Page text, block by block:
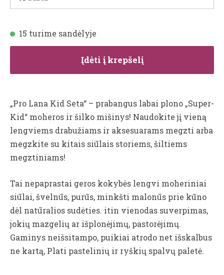
15 turime sandėlyje
Įdėti į krepšelį
„Pro Lana Kid Seta“ – prabangus labai plono „Super-
Kid“ moheros ir šilko mišinys! Naudokite jį vieną
lengviems drabužiams ir aksesuarams megzti arba
megzkite su kitais siūlais storiems, šiltiems
megztiniams!
Tai nepaprastai geros kokybės lengvi moheriniai
siūlai, švelnūs, purūs, minkšti malonūs prie kūno
dėl natūralios sudėties. itin vienodas suverpimas,
jokių mazgelių ar išplonėjimų, pastorėjimų.
Gaminys neišsitampo, puikiai atrodo net išskalbus
ne kartą, Plati pastelinių ir ryškių spalvų paletė.